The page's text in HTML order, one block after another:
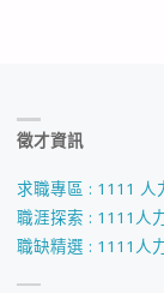
徵才資訊
求職專區 : 1111 人
職涯探索 : 1111人
職缺精選 : 1111人